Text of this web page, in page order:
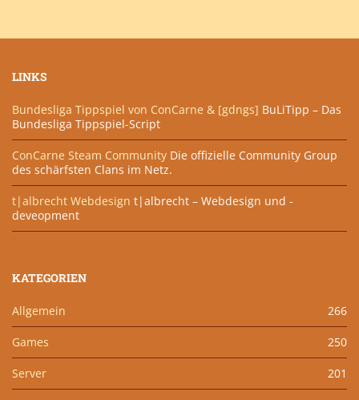
LINKS
Bundesliga Tippspiel von ConCarne & [gdngs] BuLiTipp – Das
Bundesliga Tippspiel-Script
ConCarne Steam Community Die offizielle Community Group
des schärfsten Clans im Netz.
t|albrecht Webdesign t|albrecht – Webdesign und -
deveopment
KATEGORIEN
Allgemein 266
Games 250
Server 201